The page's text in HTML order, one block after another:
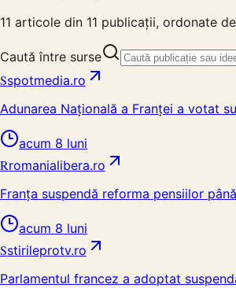
11 articole din 11 publicații, ordonate
Caută între surse
Sspotmedia.ro
Adunarea Națională a Franței a votat
acum 8 luni
Rromanialibera.ro
Franța suspendă reforma pensiilor
acum 8 luni
Sstirileprotv.ro
Parlamentul francez a adoptat